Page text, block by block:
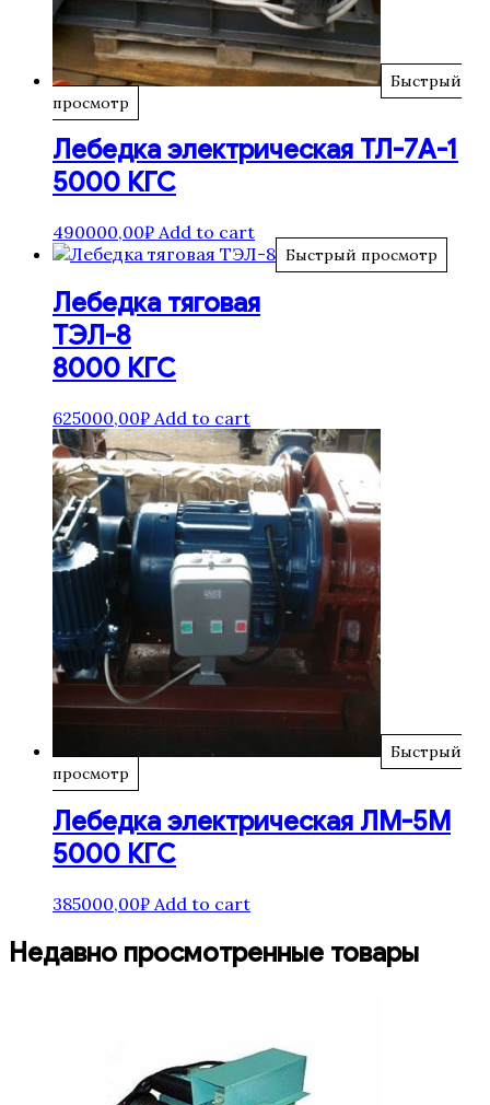
Быстрый
просмотр
Лебедка электрическая ТЛ-7А-1
5000 КГС
490000,00₽ Add to cart
Быстрый просмотр
Лебедка тяговая
ТЭЛ-8
8000 КГС
625000,00₽ Add to cart
Быстрый
просмотр
Лебедка электрическая ЛМ-5М
5000 КГС
385000,00₽ Add to cart
Недавно просмотренные товары